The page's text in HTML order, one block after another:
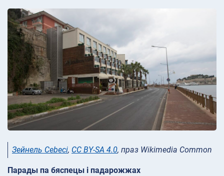
Зейнель Cebeci, CC BY-SA 4.0, праз Wikimedia Common
Парады па бяспецы і падарожжах